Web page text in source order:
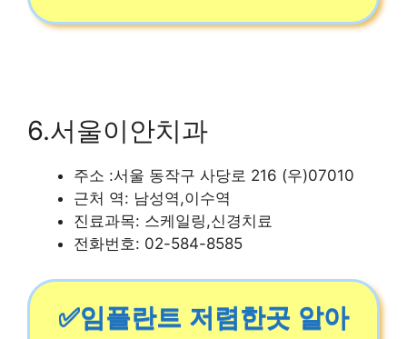
6.서울이안치과
주소 :서울 동작구 사당로 216 (우)07010
근처 역: 남성역,이수역
진료과목: 스케일링,신경치료
전화번호: 02-584-8585
✅임플란트 저렴한곳 알아